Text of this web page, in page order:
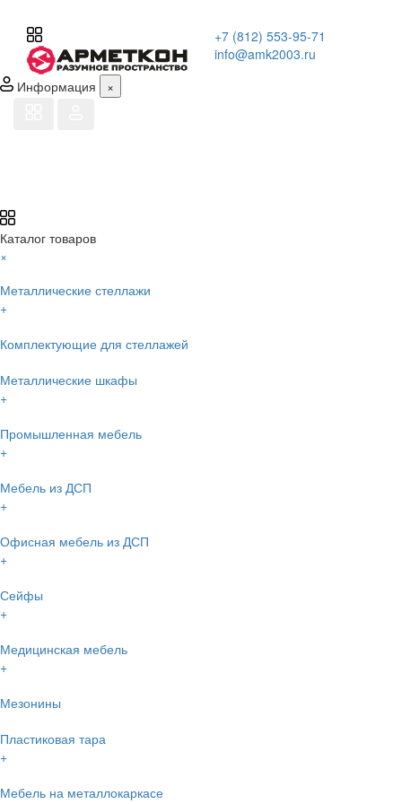
+7 (812) 553-95-71
info@amk2003.ru
Информация
×
Каталог товаров
×
Металлические стеллажи
+
Комплектующие для стеллажей
Металлические шкафы
+
Промышленная мебель
+
Мебель из ДСП
+
Офисная мебель из ДСП
+
Сейфы
+
Медицинская мебель
+
Мезонины
Пластиковая тара
+
Мебель на металлокаркасе